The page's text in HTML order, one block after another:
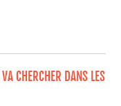
CHERCHER DANS LES